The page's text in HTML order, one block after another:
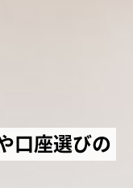
口座選びの